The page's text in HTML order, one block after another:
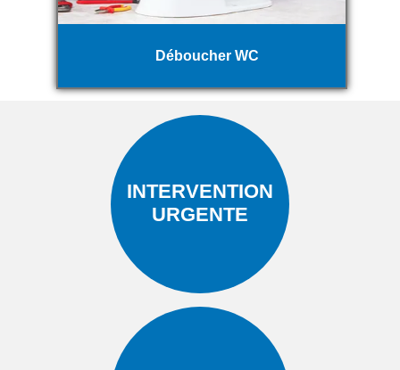
Déboucher WC
INTERVENTION
URGENTE